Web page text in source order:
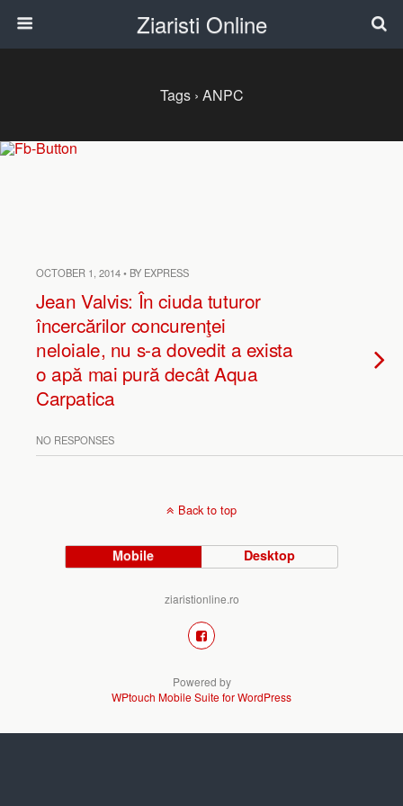
Ziaristi Online
Tags › ANPC
OCTOBER 1, 2014 • BY EXPRESS
Jean Valvis: În ciuda tuturor
încercărilor concurenţei
neloiale, nu s-a dovedit a exista
o apă mai pură decât Aqua
Carpatica
NO RESPONSES
Back to top
Mobile Desktop
ziaristionline.ro
Powered by
WPtouch Mobile Suite for WordPress